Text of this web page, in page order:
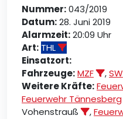
Nummer:043/2019
Datum:28. Juni 2019
Alarmzeit:20:09 Uhr
Art: THL
Einsatzort:
Fahrzeuge:MZF ,SW
Weitere Kräfte:
Feuerwehr Tännesberg
Vohenstrauß
,